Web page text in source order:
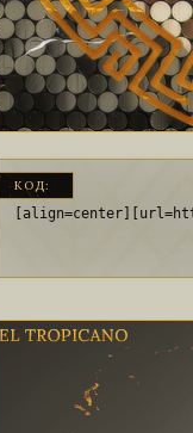
КОД: